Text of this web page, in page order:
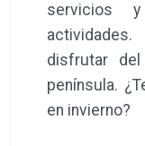
servicios
disfrutar
península.
en invierno?